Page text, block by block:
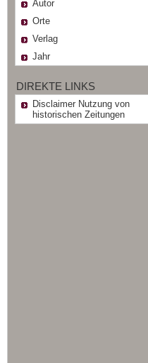
Autor
Orte
Verlag
Jahr
DIREKTE LINKS
Disclaimer Nutzung von
historischen Zeitungen